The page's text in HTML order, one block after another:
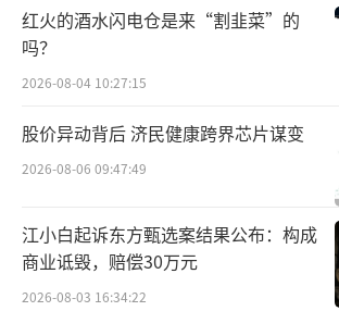
红火的酒水闪电仓是来“割韭菜”的
吗？
2026-08-04 10:27:15
股价异动背后 济民健康跨界芯片谋变
2026-08-06 09:47:49
江小白起诉东方甄选案结果公布：构成
商业诋毁，赔偿30万元
2026-08-03 16:34:22